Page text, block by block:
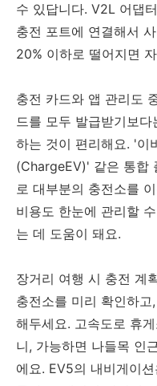
수 있답니다. V2L 어댑
충전 포트에 연결해서
20% 이하로 떨어지면
충전 카드와 앱 관리도
드를 모두 발급받기보
하는 것이 편리해요. '이
(ChargeEV)' 같은 통합
로 대부분의 충전소를
비용도 한눈에 관리할
는 데 도움이 돼요.
장거리 여행 시 충전 계
충전소를 미리 확인하
해두세요. 고속도로 휴
니, 가능하면 나들목 인
에요. EV5의 내비게이